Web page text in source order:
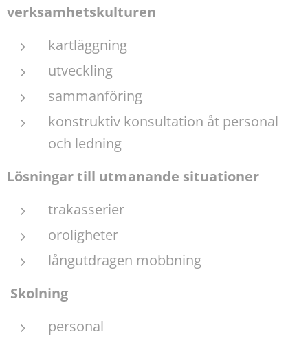
verksamhetskulturen
kartläggning
utveckling
sammanföring
konstruktiv konsultation åt personal
och ledning
Lösningar till utmanande situationer
trakasserier
oroligheter
långutdragen mobbning
Skolning
personal